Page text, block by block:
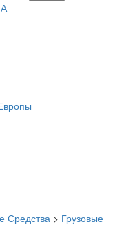
Средства > Грузовые